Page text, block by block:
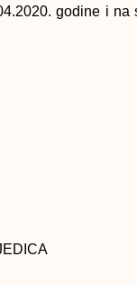
godine i